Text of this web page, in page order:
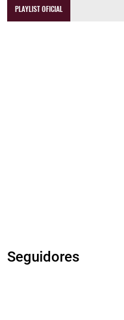
PLAYLIST OFICIAL
Seguidores